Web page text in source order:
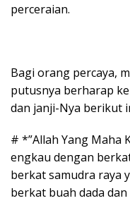
perceraian.
Bagi orang percaya,
putusnya berharap
dan janji-Nya berikut
# *”Allah Yang Maha
engkau dengan
berkat samudra raya
berkat buah dada